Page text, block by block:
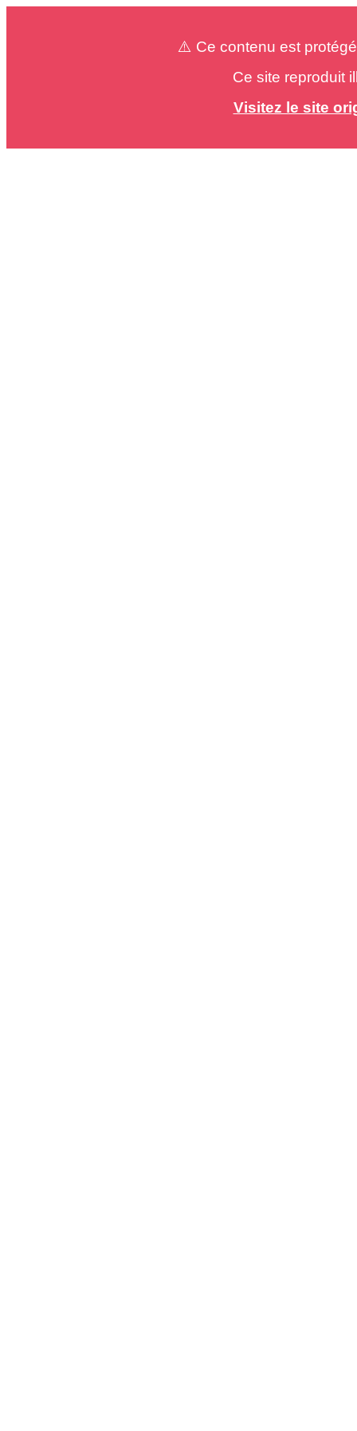
⚠️ Ce contenu est
Ce site reproduit
Visitez le site